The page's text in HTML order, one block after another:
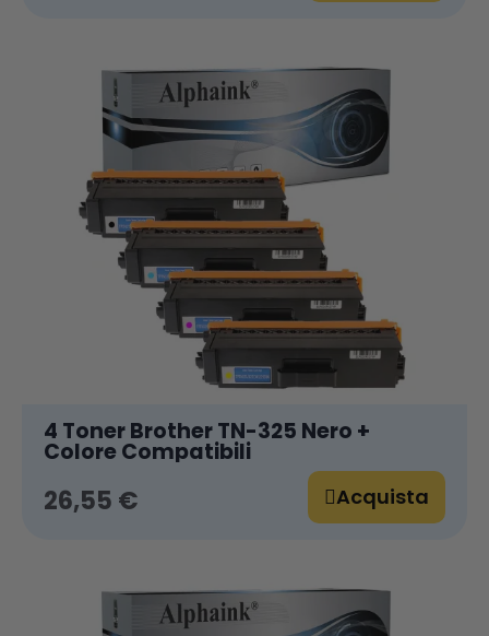
4 Toner Brother TN-325 Nero +
Colore Compatibili
26,55 € Acquista